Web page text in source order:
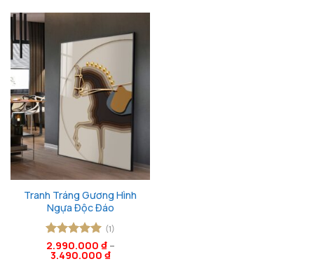
Tranh Tráng Gương Hình
Ngựa Độc Đáo
Được xếp
hạng55
(1)
2.990.000 ₫–
3.490.000 ₫